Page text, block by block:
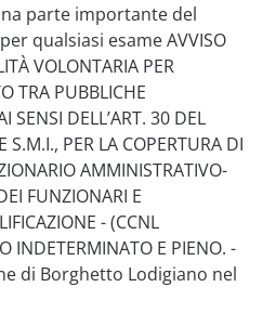
parte importante del
qualsiasi esame AVVISO
VOLONTARIA PER
TRA PUBBLICHE
SENSI DELL’ART. 30 DEL
PER LA COPERTURA DI
AMMINISTRATIVO-
FUNZIONARI E
- (CCNL
INDETERMINATO E PIENO. -
di Borghetto Lodigiano nel